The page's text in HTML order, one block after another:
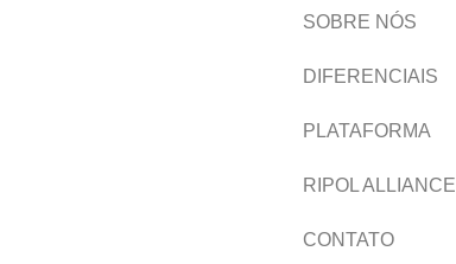
SOBRE NÓS
DIFERENCIAIS
PLATAFORMA
RIPOL ALLIANCE
CONTATO